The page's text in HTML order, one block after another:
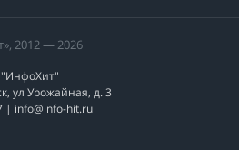
2012 — 2026
"ИнфоХит"
ул Урожайная, д. 3
| info@info-hit.ru